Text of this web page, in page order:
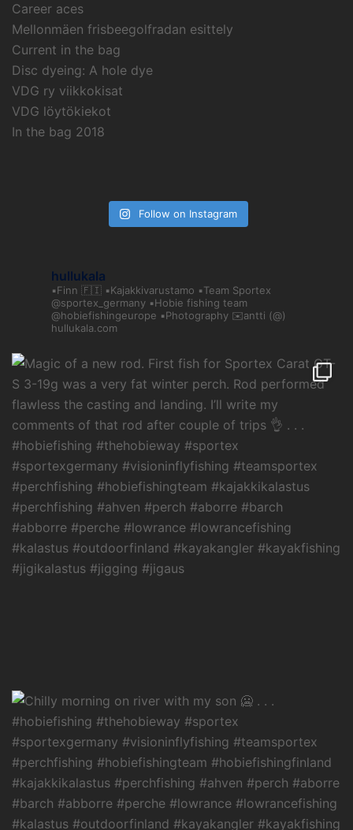
Career aces
Mellonmäen frisbeegolfradan esittely
Current in the bag
Disc dyeing: A hole dye
VDG ry viikkokisat
VDG löytökiekot
In the bag 2018
Follow on Instagram
hullukala
▪️Finn 🇫🇮 ▪️Kajakkivarustamo ▪️Team Sportex
@sportex_germany ▪️Hobie fishing team
@hobiefishingeurope ▪️Photography ✉️antti (@)
hullukala.com